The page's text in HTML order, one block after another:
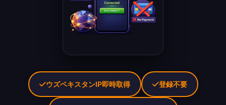
ウズベキスタンIP即時取得 登録不要